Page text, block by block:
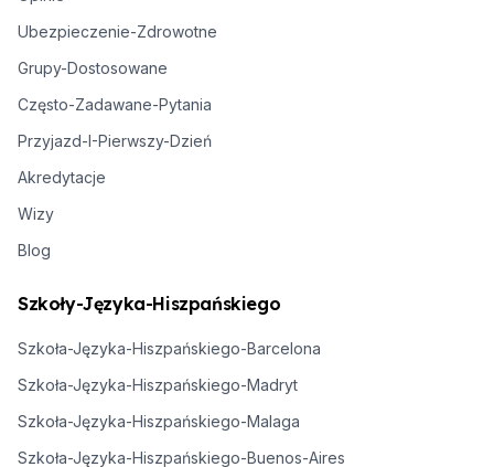
Ubezpieczenie-Zdrowotne
Grupy-Dostosowane
Często-Zadawane-Pytania
Przyjazd-I-Pierwszy-Dzień
Akredytacje
Wizy
Blog
Szkoły-Języka-Hiszpańskiego
Szkoła-Języka-Hiszpańskiego-Barcelona
Szkoła-Języka-Hiszpańskiego-Madryt
Szkoła-Języka-Hiszpańskiego-Malaga
Szkoła-Języka-Hiszpańskiego-Buenos-Aires